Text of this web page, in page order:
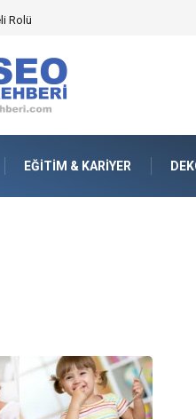
EĞITIM & KARIYER